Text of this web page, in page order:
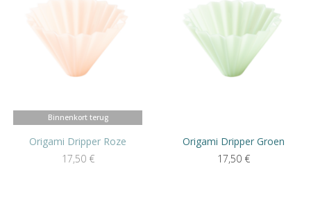
Binnenkort terug
Origami Dripper Roze
17,50 €
Origami Dripper Groen
17,50 €